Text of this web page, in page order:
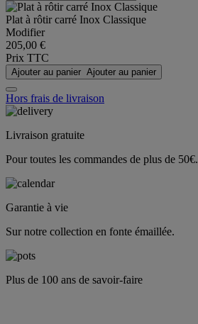
Plat à rôtir carré Inox Classique
Modifier
205,00 €
Prix TTC
Ajouter au panier Ajouter au panier
Hors frais de livraison
Livraison gratuite
Pour toutes les commandes de plus de 50€.
Garantie à vie
Sur notre collection en fonte émaillée.
Plus de 100 ans de savoir-faire